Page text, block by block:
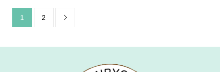
1 2 